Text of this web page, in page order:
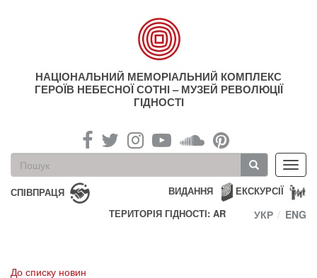
НАЦІОНАЛЬНИЙ МЕМОРІАЛЬНИЙ КОМПЛЕКС
ГЕРОЇВ НЕБЕСНОЇ СОТНІ – МУЗЕЙ РЕВОЛЮЦІЇ
ГІДНОСТІ
Пошукова
форма
Пошук
СПІВПРАЦЯ ЕКСКУРСІЇ
ВИДАННЯ
ТЕРИТОРІЯ ГІДНОСТІ: AR
УКР ENG
До списку новин